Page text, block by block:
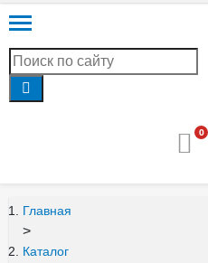
0
Главная
>
Каталог